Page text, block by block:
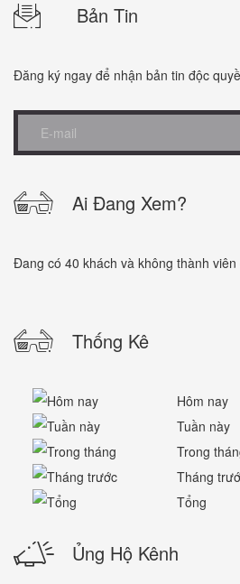
Bản Tin
Đăng ký ngay để nhận bản tin độc
Ai Đang Xem?
Đang có 40 khách và không thành
Thống Kê
Hôm nay
Tuần này
Trong
Tháng
Tổng
Ủng Hộ Kênh